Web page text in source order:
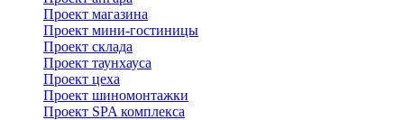
Проект магазина
Проект мини-гостиницы
Проект склада
Проект таунхауса
Проект цеха
Проект шиномонтажки
Проект SPA комплекса